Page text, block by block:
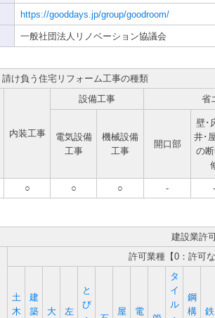
https://gooddays.jp/group/goodroom/
一般社団法人リノベーション協議会
請け負う住宅リフォーム工事の種類
内装工事
設備工事
省
電気設備
工事
機械設備
工事
開口部
壁･
井･
の
○ ○ ○ - -
建設業許
許可業種【0：許可
土
木
建
築
大
左
と
び
屋
電
タ
イ
ル
鋼
構
鉄